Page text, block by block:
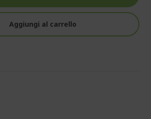
Aggiungi al carrello